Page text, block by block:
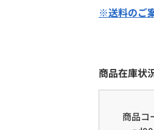
※送料のご
商品在庫状
商品コ